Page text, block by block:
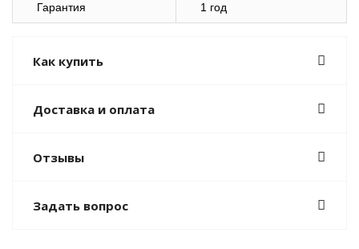
Гарантия 1 год
Как купить
Доставка и оплата
Отзывы
Задать вопрос